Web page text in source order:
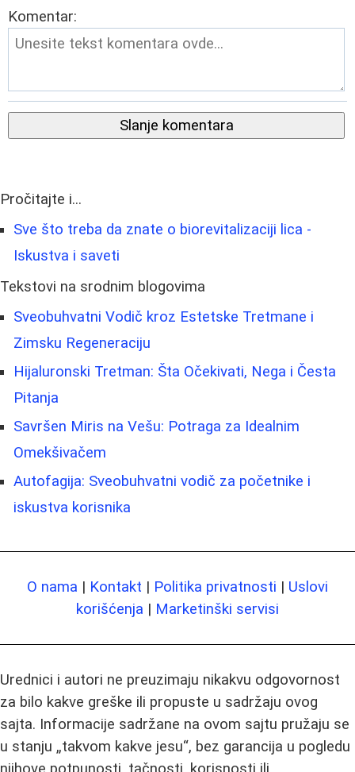
Komentar:
Slanje komentara
Pročitajte i...
Sve što treba da znate o biorevitalizaciji lica -
Iskustva i saveti
Tekstovi na srodnim blogovima
Sveobuhvatni Vodič kroz Estetske Tretmane i
Zimsku Regeneraciju
Hijaluronski Tretman: Šta Očekivati, Nega i Česta
Pitanja
Savršen Miris na Vešu: Potraga za Idealnim
Omekšivačem
Autofagija: Sveobuhvatni vodič za početnike i
iskustva korisnika
O nama | Kontakt | Politika privatnosti | Uslovi
korišćenja | Marketinški servisi
Urednici i autori ne preuzimaju nikakvu odgovornost
za bilo kakve greške ili propuste u sadržaju ovog
sajta. Informacije sadržane na ovom sajtu pružaju se
u stanju „takvom kakve jesu“, bez garancija u pogledu